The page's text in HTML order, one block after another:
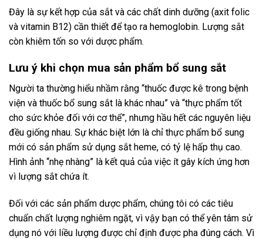
Đây là sự kết hợp của sắt và các chất dinh dưỡng (axit folic
và vitamin B12) cần thiết để tạo ra hemoglobin. Lượng sắt
còn khiêm tốn so với dược phẩm.
Lưu ý khi chọn mua sản phẩm bổ sung sắt
Người ta thường hiểu nhầm rằng “thuốc được kê trong bệnh
viện và thuốc bổ sung sắt là khác nhau” và “thực phẩm tốt
cho sức khỏe đối với cơ thể”, nhưng hầu hết các nguyên liệu
đều giống nhau. Sự khác biệt lớn là chỉ thực phẩm bổ sung
mới có sản phẩm sử dụng sắt heme, có tỷ lệ hấp thụ cao.
Hình ảnh “nhẹ nhàng” là kết quả của việc ít gây kích ứng hơn
vì lượng sắt chứa ít.
Đối với các sản phẩm dược phẩm, chúng tôi có các tiêu
chuẩn chất lượng nghiêm ngặt, vì vậy bạn có thể yên tâm sử
dụng nó với liều lượng được chỉ định được pha đúng cách. Vì